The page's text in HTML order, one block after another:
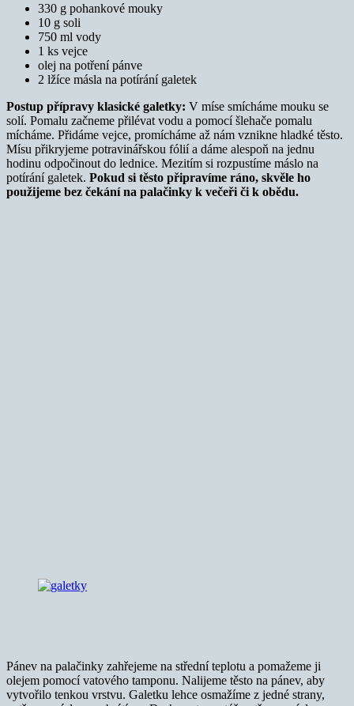
330 g pohankové mouky
10 g soli
750 ml vody
1 ks vejce
olej na potření pánve
2 lžíce másla na potírání galetek
Postup přípravy klasické galetky: V míse smícháme mouku se
solí. Pomalu začneme přilévat vodu a pomocí šlehače pomalu
mícháme. Přidáme vejce, promícháme až nám vznikne hladké těsto.
Mísu přikryjeme potravinářskou fólií a dáme alespoň na jednu
hodinu odpočinout do lednice. Mezitím si rozpustíme máslo na
potírání galetek. Pokud si těsto připravíme ráno, skvěle ho
použijeme bez čekání na palačinky k večeři či k obědu.
Pánev na palačinky zahřejeme na střední teplotu a pomažeme ji
olejem pomocí vatového tamponu. Nalijeme těsto na pánev, aby
vytvořilo tenkou vrstvu. Galetku lehce osmažíme z jedné strany,